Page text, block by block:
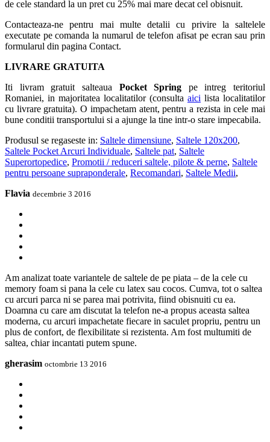
de cele standard la un pret cu 25% mai mare decat cel obisnuit.
Contacteaza-ne pentru mai multe detalii cu privire la saltelele
executate pe comanda la numarul de telefon afisat pe ecran sau prin
formularul din pagina Contact.
LIVRARE GRATUITA
Iti livram gratuit salteaua Pocket Spring pe intreg teritoriul
Romaniei, in majoritatea localitatilor (consulta aici lista localitatilor
cu livrare gratuita). O impachetam atent, pentru a rezista in cele mai
bune conditii transportului si a ajunge la tine intr-o stare impecabila.
Produsul se regaseste in: Saltele dimensiune, Saltele 120x200,
Saltele Pocket Arcuri Individuale, Saltele pat, Saltele
Superortopedice, Promotii / reduceri saltele, pilote & perne, Saltele
pentru persoane supraponderale, Recomandari, Saltele Medii,
Flavia decembrie 3 2016
Am analizat toate variantele de saltele de pe piata – de la cele cu
memory foam si pana la cele cu latex sau cocos. Cumva, tot o saltea
cu arcuri parca ni se parea mai potrivita, fiind obisnuiti cu ea.
Doamna cu care am discutat la telefon ne-a propus aceasta saltea
moderna, cu arcuri impachetate fiecare in saculet propriu, pentru un
plus de confort, de flexibilitate si rezistenta. Am fost multumiti de
saltea, chiar incantati putem spune.
gherasim octombrie 13 2016